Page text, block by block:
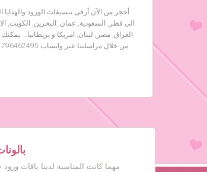
أحجز من الآن أرقى تنسيقات الورود والهدايا
الى قطر, السعودية, عمان, البحرين, الكويت,
العراق, مصر, لبنان, امريكا و بريطانيا…
من خلال مراسلتنا عبر واتساب 00962796462495
مهما كانت المناسبة لدينا باقات